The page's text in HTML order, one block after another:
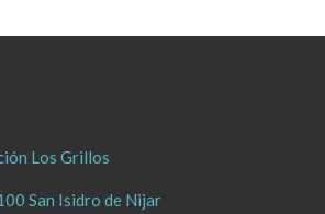
Los Grillos
San Isidro de Nijar